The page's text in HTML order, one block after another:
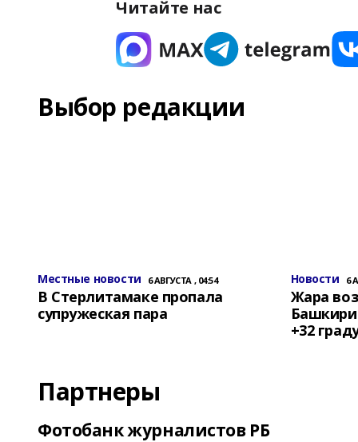
Читайте нас
Выбор редакции
Местные новости 6 АВГУСТА , 04:54
В Стерлитамаке пропала
супружеская пара
Новости 6
Жара
+32
Партнеры
Фотобанк журналистов РБ